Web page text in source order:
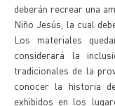
deberán recrear una
Niño Jesús, la cual
Los materiales
considerará la
tradicionales de la
conocer la historia
exhibidos en los